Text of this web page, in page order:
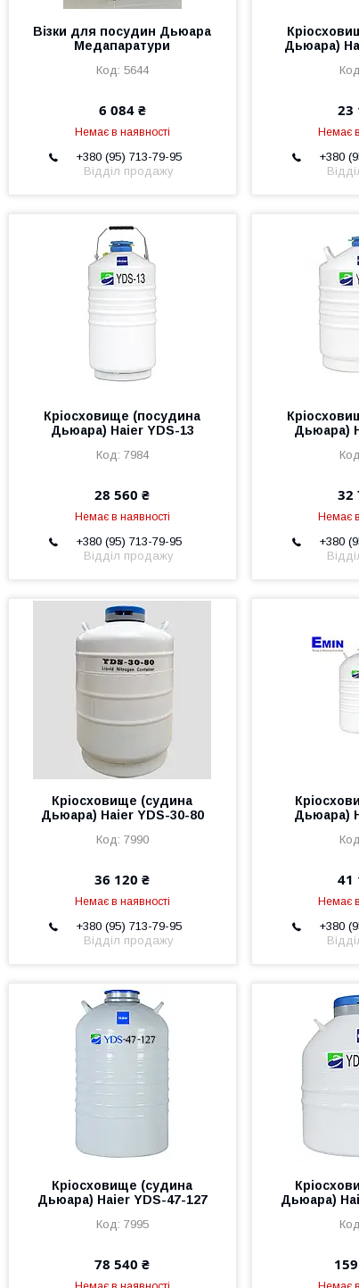
Візки для посудин Дьюара
Медапаратури
5644
6 084 ₴
Немає в наявності
+380 (95) 713-79-95
Відділ продажу
Дьюара)
23
Немає
+380
Кріосховище (посудина
Дьюара) Haier YDS-13
7984
28 560 ₴
Немає в наявності
+380 (95) 713-79-95
Відділ продажу
Дьюара)
32
Немає
+380
Кріосховище (судина
Дьюара) Haier YDS-30-80
7990
36 120 ₴
Немає в наявності
+380 (95) 713-79-95
Відділ продажу
Дьюара)
41
Немає
+380
Кріосховище (судина
Дьюара) Haier YDS-47-127
7995
78 540 ₴
Дьюара)